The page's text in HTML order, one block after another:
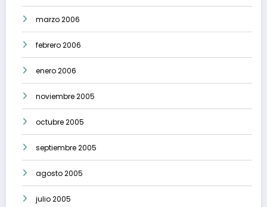
marzo 2006
febrero 2006
enero 2006
noviembre 2005
octubre 2005
septiembre 2005
agosto 2005
julio 2005